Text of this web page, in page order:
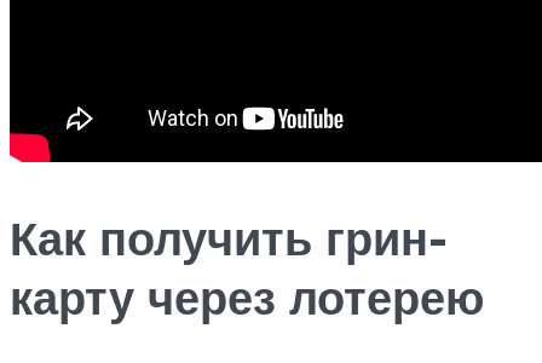
Как получить грин-
карту через лотерею